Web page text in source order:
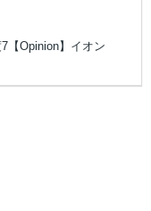
【Opinion】イオン